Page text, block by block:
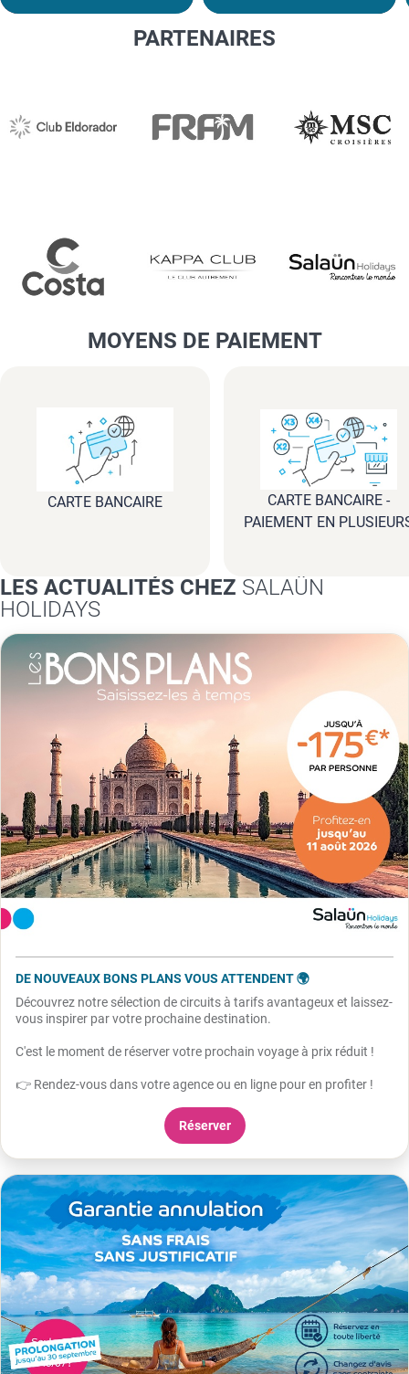
PARTENAIRES
MOYENS DE PAIEMENT
CARTE BANCAIRE
CARTE BANCAIRE -
PAIEMENT EN
LES ACTUALITÉS CHEZ SALAÜN
HOLIDAYS
DE NOUVEAUX BONS PLANS VOUS ATTENDENT 🌍
Découvrez notre sélection de circuits à tarifs avantageux et laissez-
vous inspirer par votre prochaine destination.
C'est le moment de réserver votre prochain voyage à prix réduit !
👉 Rendez-vous dans votre agence ou en ligne pour en profiter !
Réserver